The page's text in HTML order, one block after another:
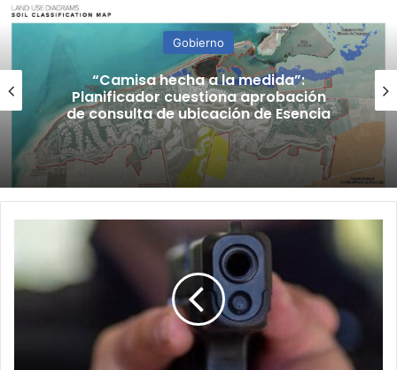
Gobierno
“Camisa hecha a la medida”:
Planificador cuestiona aprobación
de consulta de ubicación de Esencia
exigirá
a